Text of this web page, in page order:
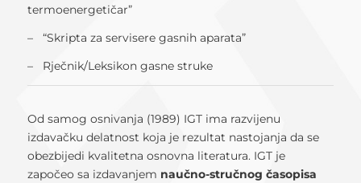
termoenergetičar”
– “Skripta za servisere gasnih aparata”
– Rječnik/Leksikon gasne struke
Od samog osnivanja (1989) IGT ima razvijenu
izdavačku delatnost koja je rezultat nastojanja da se
obezbijedi kvalitetna osnovna literatura. IGT je
započeo sa izdavanjem naučno-stručnog časopisa